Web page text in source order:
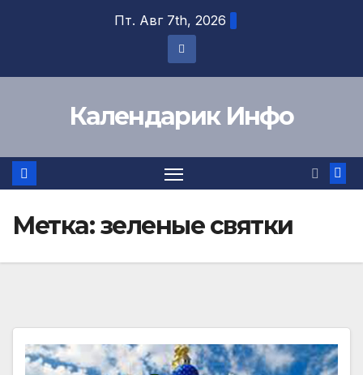
Пт. Авг 7th, 2026
Календарик Инфо
Метка:зеленые святки